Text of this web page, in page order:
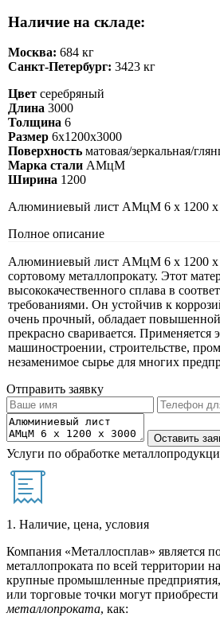
Наличие на складе:
Москва: 684 кг
Санкт-Петербург: 3423 кг
Цвет серебряный
Длина 3000
Толщина 6
Размер 6х1200х3000
Поверхность матовая/зеркальная/
Марка стали АМцМ
Ширина 1200
Алюминиевый лист АМцМ 6 х 1200 х
Полное описание
Алюминиевый лист АМцМ 6 х 1200 х
сортовому металлопрокату. Этот
высококачественного сплава в
требованиями. Он устойчив к
очень прочный, обладает
прекрасно сваривается. Применяется
машиностроении, строительстве,
незаменимое сырье для многих
Отправить заявку
Услуги по обработке
1. Наличие, цена, условия
Компания «Металлосплав» является
металлопроката по всей территории
крупные промышленные
или торговые точки могут приобрести
металлопроката, как: